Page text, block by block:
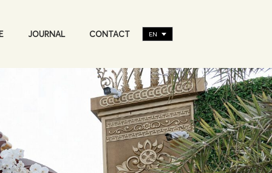
JOURNAL CONTACT EN